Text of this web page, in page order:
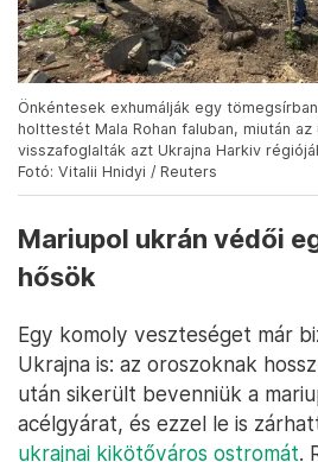
Önkéntesek exhumálják egy
holttestét Mala Rohan faluban, miután
visszafoglalták azt Ukrajna Harkiv
Fotó: Vitalii Hnidyi / Reuters
Mariupol ukrán védői
hősök
Egy komoly veszteséget már
Ukrajna is: az oroszoknak
után sikerült bevenniük a
acélgyárat, és ezzel le is
ukrajnai kikötőváros ostromát.